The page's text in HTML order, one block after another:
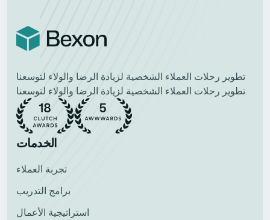
تطوير رحلات العملاء الشخصية لزيادة الرضا والولاء لتوسعنا
تطوير رحلات العملاء الشخصية لزيادة الرضا والولاء لتوسعنا.
الخدمات
تجربة العملاء
برامج التدريب
استراتيجية الأعمال